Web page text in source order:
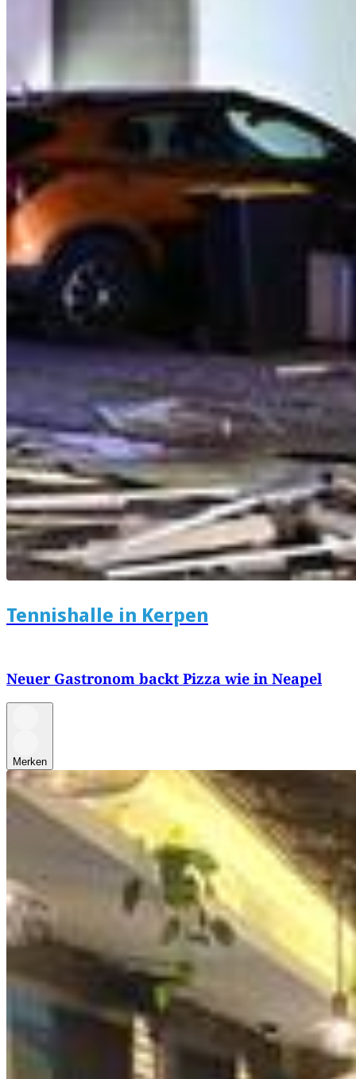
Tennishalle in Kerpen
Neuer Gastronom backt Pizza wie in Neapel
Merken